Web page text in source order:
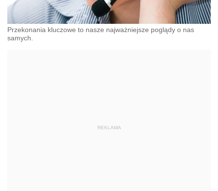
Przekonania kluczowe to nasze najważniejsze poglądy o nas
samych.